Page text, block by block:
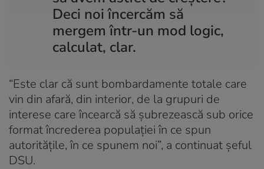
Deci noi încercăm să
mergem într-un mod logic,
calculat, clar.
“Este clar că sunt bombardamente totale care
vin din afară, din interior, de la grupuri de
interese care încearcă să șubrezească sub orice
format încrederea populației în ce spun
autoritățile, în ce spunem noi”, a continuat șeful
DSU.